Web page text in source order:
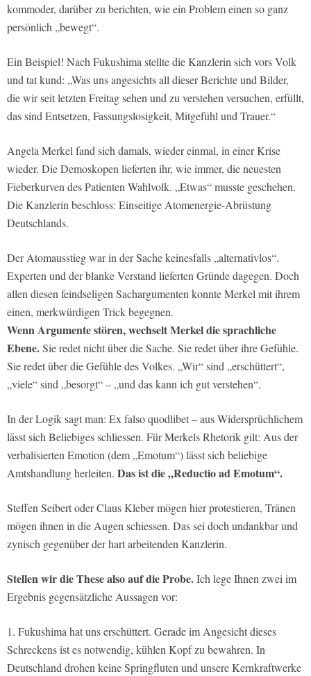
kommoder, darüber zu berichten, wie ein Problem einen so ganz
persönlich „bewegt“.
Ein Beispiel! Nach Fukushima stellte die Kanzlerin sich vors Volk
und tat kund: „Was uns angesichts all dieser Berichte und Bilder,
die wir seit letzten Freitag sehen und zu verstehen versuchen, erfüllt,
das sind Entsetzen, Fassungslosigkeit, Mitgefühl und Trauer.“
Angela Merkel fand sich damals, wieder einmal, in einer Krise
wieder. Die Demoskopen lieferten ihr, wie immer, die neuesten
Fieberkurven des Patienten Wahlvolk. „Etwas“ musste geschehen.
Die Kanzlerin beschloss: Einseitige Atomenergie-Abrüstung
Deutschlands.
Der Atomausstieg war in der Sache keinesfalls „alternativlos“.
Experten und der blanke Verstand lieferten Gründe dagegen. Doch
allen diesen feindseligen Sachargumenten konnte Merkel mit ihrem
einen, merkwürdigen Trick begegnen.
Wenn Argumente stören, wechselt Merkel die sprachliche
Ebene.Sie redet nicht über die Sache. Sie redet über ihre Gefühle.
Sie redet über die Gefühle des Volkes. „Wir“ sind „erschüttert“,
„viele“ sind „besorgt“ – „und das kann ich gut verstehen“.
In der Logik sagt man: Ex falso quodlibet – aus Widersprüchlichem
lässt sich Beliebiges schliessen. Für Merkels Rhetorik gilt: Aus der
verbalisierten Emotion (dem „Emotum“) lässt sich beliebige
Amtshandlung herleiten. Das ist die „Reductio ad Emotum“.
Steffen Seibert oder Claus Kleber mögen hier protestieren, Tränen
mögen ihnen in die Augen schiessen. Das sei doch undankbar und
zynisch gegenüber der hart arbeitenden Kanzlerin.
Stellen wir die These also auf die Probe.Ich lege Ihnen zwei im
Ergebnis gegensätzliche Aussagen vor:
1. Fukushima hat uns erschüttert. Gerade im Angesicht dieses
Schreckens ist es notwendig, kühlen Kopf zu bewahren. In
Deutschland drohen keine Springfluten und unsere Kernkraftwerke